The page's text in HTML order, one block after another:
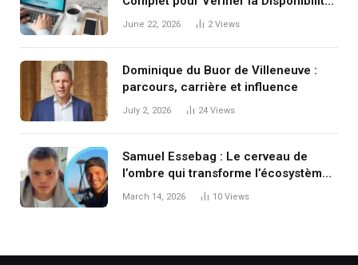
et la Validité d’un Domaine
June 22, 2026 2Views
Dominique du Buor de Villeneuve :
parcours, carrière et influence
July 2, 2026 24 Views
Samuel Essebag : Le cerveau de
l’ombre qui transforme l’écosystème
entrepreneurial
March 14, 2026 10 Views